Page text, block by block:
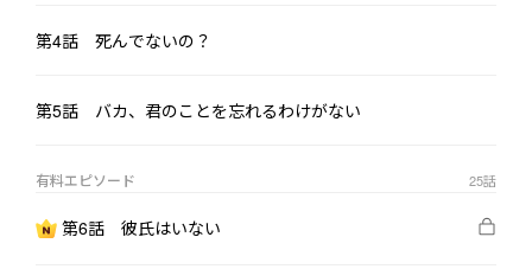
「あなたの慈善オークションでの過去の不正……公開された
限定公開ストーリーのスクリーンショット、グループチャットの
第4話 死んでないの？
第5話 バカ、君のことを忘れるわけがない
有料エピソード 25話
第6話 彼氏はいない